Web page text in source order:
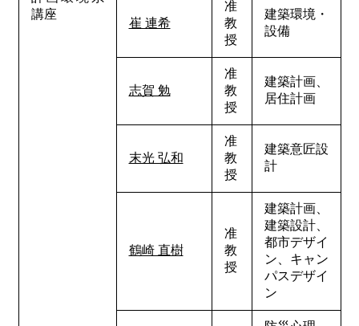
講座
崔 連希
准
教
授
建築環境・
設備
志賀 勉
准
教
授
建築計画、
居住計画
末光 弘和
准
教
授
建築意匠設
計
鶴崎 直樹
准
教
授
建築計画、
建築設計、
都市デザイ
ン、キャン
パスデザイ
ン